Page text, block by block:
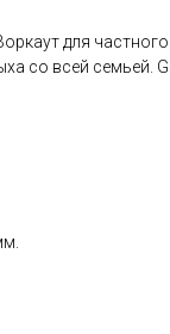
для
со всей семьей.